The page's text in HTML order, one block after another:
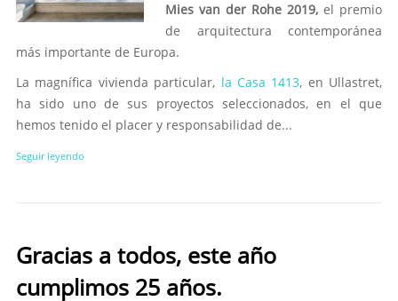
Mies van der Rohe 2019, el premio
de arquitectura contemporánea
más importante de Europa.
La magnífica vivienda particular, la Casa 1413, en Ullastret,
ha sido uno de sus proyectos seleccionados, en el que
hemos tenido el placer y responsabilidad de...
Seguir leyendo
Gracias a todos, este año
cumplimos 25 años.